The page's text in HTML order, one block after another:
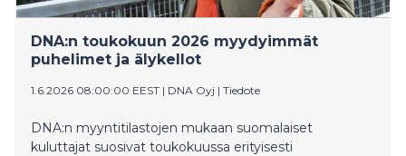
DNA:n toukokuun 2026 myydyimmät
puhelimet ja älykellot
1.6.2026 08:00:00 EEST | DNA Oyj | Tiedote
DNA:n myyntitilastojen mukaan suomalaiset
kuluttajat suosivat toukokuussa erityisesti